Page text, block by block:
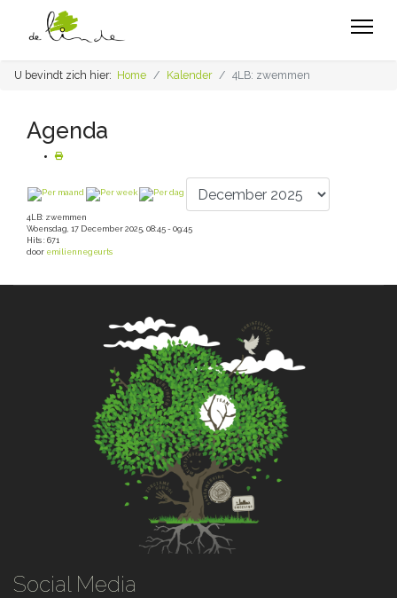
U bevindt zich hier: Home Kalender 4LB: zwemmen
Agenda
4LB: zwemmen
Woensdag, 17 December 2025, 08:45 - 09:45
Hits : 671
door emiliennegeurts
Social Media